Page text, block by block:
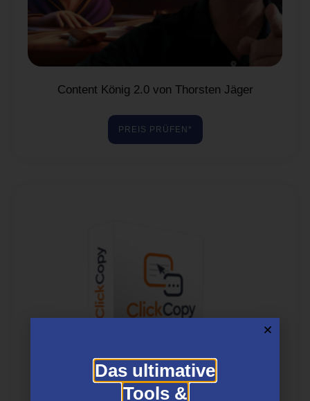
Content König 2.0 von Thorsten Jäger
PREIS PRÜFEN*
Das ultimative
Tools &